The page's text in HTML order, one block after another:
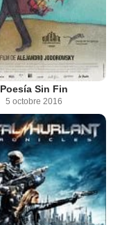
Poesía Sin Fin
5 octobre 2016